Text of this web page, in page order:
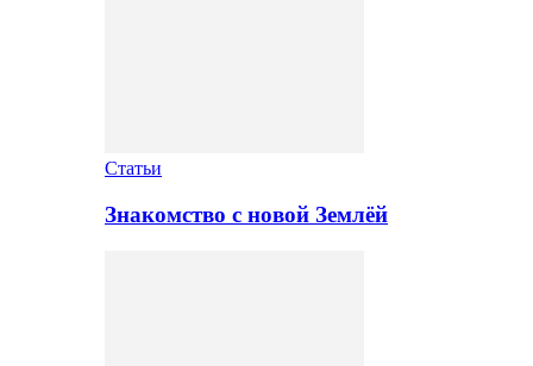
Статьи
Знакомство с новой Землёй